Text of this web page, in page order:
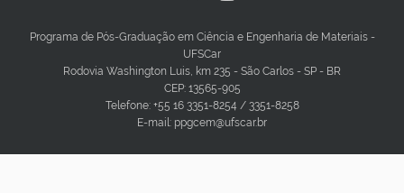
Programa de Pós-Graduação em Ciência e Engenharia de Materiais -
UFSCar
Rodovia Washington Luis, km 235 - São Carlos - SP - BR
CEP: 13565-905
Telefone: +55 16 3351-8254 / 3351-8258
E-mail: ppgcem@ufscar.br